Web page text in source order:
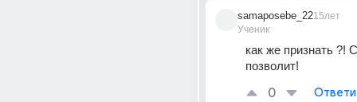
samaposebe_22
Ученик
15лет
как же признать ?!
позволит!
0